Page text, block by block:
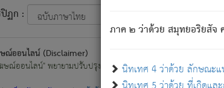
ภาค ๒ ว่าด้วย สมุทยอริยสัจ
นิทเทศ 4 ว่าด้วย ลักษณะ
ฏก :
ณ์ออนไลน์ (Disclaimer)
ษณ์ออนไลน์" พยายามปรับปรุงข้อมูลให้ถูกต้องมากที่สุด ผู้ศึกษาก็พึ